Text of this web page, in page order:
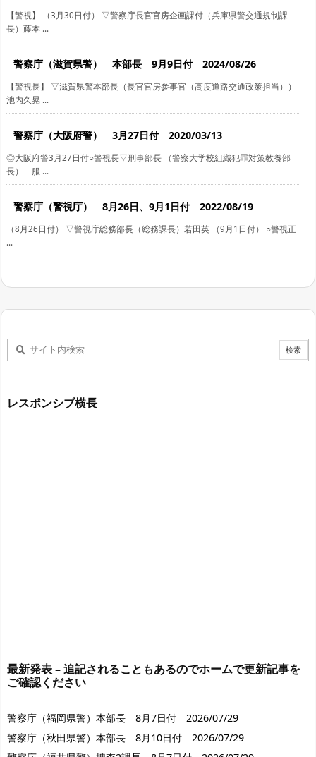
【警視】 （3月30日付） ▽警察庁長官官房企画課付（兵庫県警交通規制課
長）藤本 ...
警察庁（滋賀県警） 本部長 9月9日付 2024/08/26
【警視長】 ▽滋賀県警本部長（長官官房参事官（高度道路交通政策担当））
池内久晃 ...
警察庁（大阪府警） 3月27日付 2020/03/13
◎大阪府警3月27日付○警視長▽刑事部長 （警察大学校組織犯罪対策教養部
長） 服 ...
警察庁（警視庁） 8月26日、9月1日付 2022/08/19
（8月26日付） ▽警視庁総務部長（総務課長）若田英 （9月1日付） ○警視正
...
レスポンシブ横長
最新発表 – 追記されることもあるのでホームで更新記事を
ご確認ください
警察庁（福岡県警）本部長 8月7日付 2026/07/29
警察庁（秋田県警）本部長 8月10日付 2026/07/29